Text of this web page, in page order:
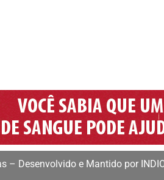
– Desenvolvido e Mantido por